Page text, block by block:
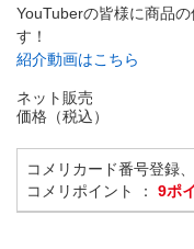
YouTuberの皆様に商品
す！
紹介動画はこちら
ネット販売
価格（税込）
コメリカード番号登録
コメリポイント ： 9ポ